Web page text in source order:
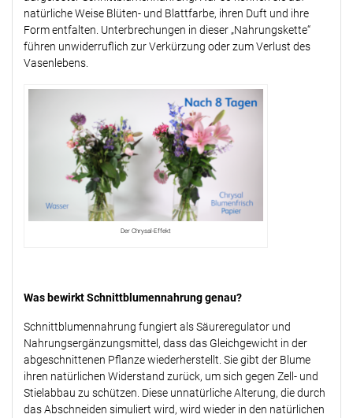
natürliche Weise Blüten- und Blattfarbe, ihren Duft und ihre
Form entfalten. Unterbrechungen in dieser „Nahrungskette“
führen unwiderruflich zur Verkürzung oder zum Verlust des
Vasenlebens.
Der Chrysal-Effekt
Was bewirkt Schnittblumennahrung genau?
Schnittblumennahrung fungiert als Säureregulator und
Nahrungsergänzungsmittel, dass das Gleichgewicht in der
abgeschnittenen Pflanze wiederherstellt. Sie gibt der Blume
ihren natürlichen Widerstand zurück, um sich gegen Zell- und
Stielabbau zu schützen. Diese unnatürliche Alterung, die durch
das Abschneiden simuliert wird, wird wieder in den natürlichen